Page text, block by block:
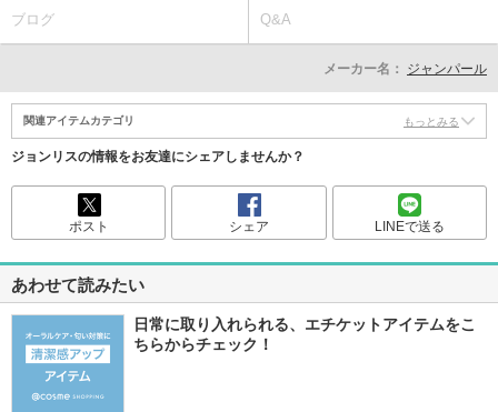
ブログ Q&A
メーカー名： ジャンパール
関連アイテムカテゴリ もっとみる
ジョンリスの情報をお友達にシェアしませんか？
ポスト シェア LINEで送る
あわせて読みたい
日常に取り入れられる、エチケットアイテムをこ
ちらからチェック！